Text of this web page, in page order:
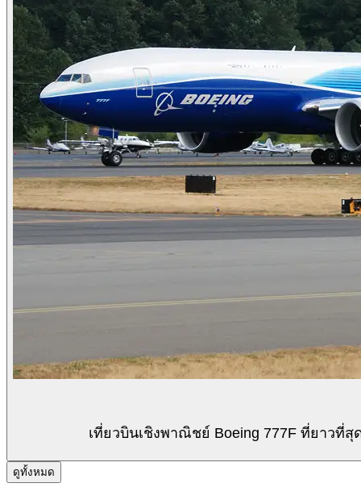
เที่ยวบินเชิงพาณิชย์ Boeing 777F ที่ยาวที่
ดูทั้งหมด